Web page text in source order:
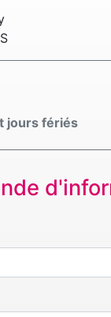
jours fériés